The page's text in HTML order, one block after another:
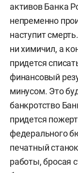
активов Банка
непременно
наступит
ни химичил, а
придется
финансовый
минусом. Это
банкротство
придется
федерального
печатный
работы, бросая